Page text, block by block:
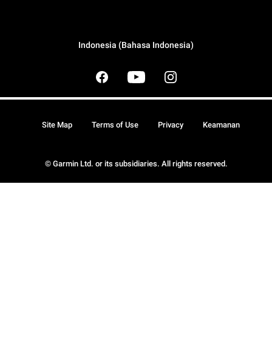
Indonesia (Bahasa Indonesia)
© Garmin Ltd. or its subsidiaries. All rights reserved.
Site Map Terms of Use Privacy Keamanan